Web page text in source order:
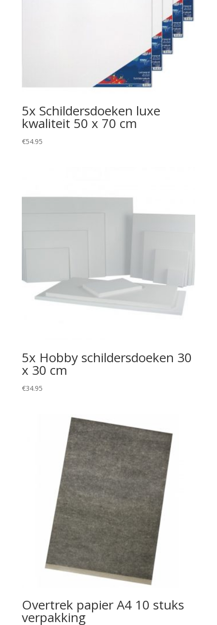
5x Schildersdoeken luxe
kwaliteit 50 x 70 cm
€54.95
5x Hobby schildersdoeken 30
x 30 cm
€34.95
Overtrek papier A4 10 stuks
verpakking